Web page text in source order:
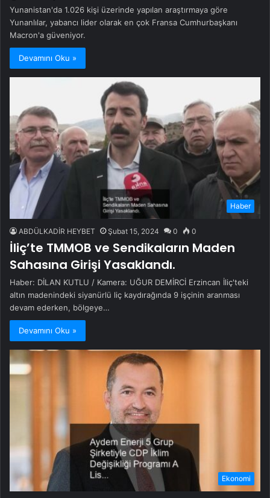
Yunanistan'da 1.026 kişi üzerinde yapılan araştırmaya göre
Yunanlılar, yabancı lider olarak en çok Fransa Cumhurbaşkanı
Macron'a güveniyor.
Devamını Oku »
Haber
ABDÜLKADİR HEYBET Şubat 15, 2024 0 0
İliç’te TMMOB ve Sendikaların Maden
Sahasına Girişi Yasaklandı.
Haber: DİLAN KUTLU / Kamera: UĞUR DEMİRCİ Erzincan İliç'teki
altın madenindeki siyanürlü liç kaydırağında 9 işçinin aranması
devam ederken, bölgeye…
Devamını Oku »
Ekonomi